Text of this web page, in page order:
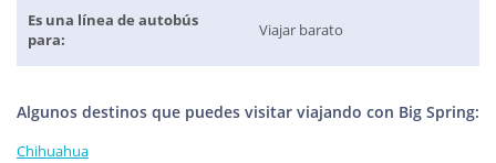
Es una línea de autobús
para:
Viajar barato
Algunos destinos que puedes visitar viajando con Big Spring:
Chihuahua